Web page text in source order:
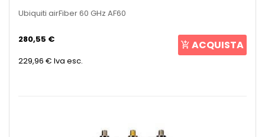
Ubiquiti airFiber 60 GHz AF60
280,55 €
229,96 € Iva esc.
ACQUISTA